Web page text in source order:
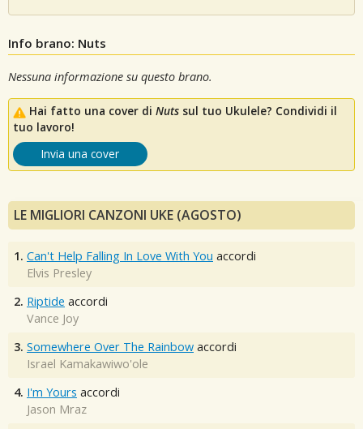
Info brano: Nuts
Nessuna informazione su questo brano.
Hai fatto una cover di Nuts sul tuo Ukulele? Condividi il
tuo lavoro!
Invia una cover
LE MIGLIORI CANZONI UKE (AGOSTO)
1. Can't Help Falling In Love With You accordi
Elvis Presley
2. Riptide accordi
Vance Joy
3. Somewhere Over The Rainbow accordi
Israel Kamakawiwo'ole
4. I'm Yours accordi
Jason Mraz